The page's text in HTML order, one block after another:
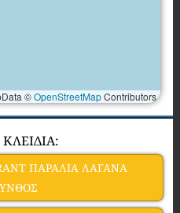
©OpenStreetMapContributors
ΠΑΡΑΛΙΑ ΛΑΓΑΝΑ